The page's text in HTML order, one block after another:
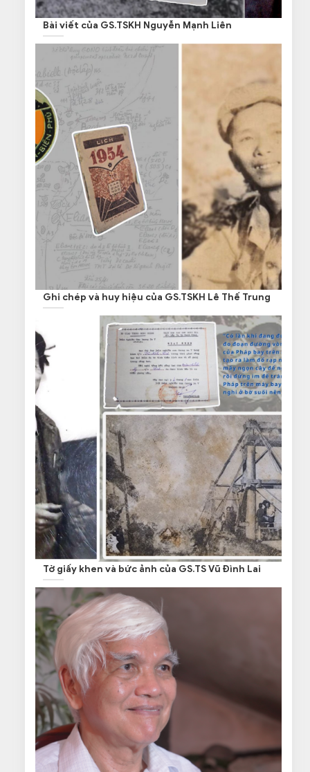
Bài viết của GS.TSKH Nguyễn Mạnh Liên
Ghi chép và huy hiệu của GS.TSKH Lê Thế Trung
Tờ giấy khen và bức ảnh của GS.TS Vũ Đình Lai